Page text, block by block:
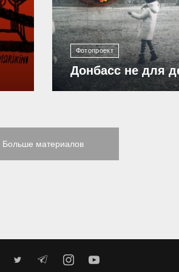
Фотопроект
Донбасс не для
Больше материалов